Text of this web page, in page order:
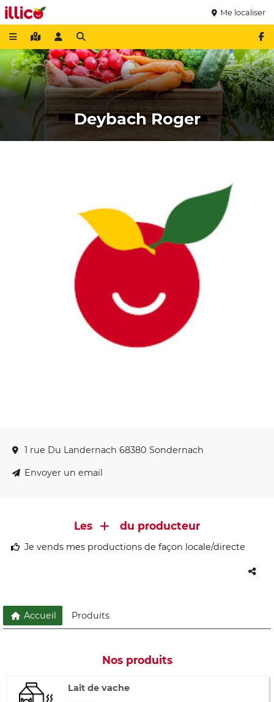
Me localiser
Deybach Roger
1 rue Du Landernach 68380 Sondernach
Envoyer un email
Les du producteur
Je vends mes productions de façon locale/directe
Accueil Produits
Nos produits
Lait de vache